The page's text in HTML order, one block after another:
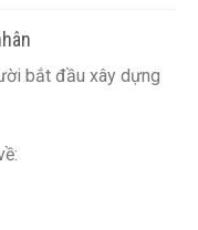
bắt đầu xây dựng